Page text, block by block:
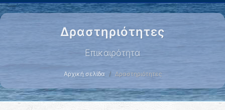
Δραστηριότητες
Επικαιρότητα
Αρχική σελίδα Δραστηριότητες